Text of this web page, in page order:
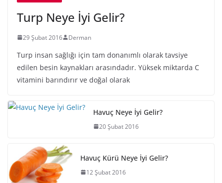
Turp Neye İyi Gelir?
29 Şubat 2016 Derman
Turp insan sağlığı için tam donanımlı olarak tavsiye
edilen besin kaynakları arasındadır. Yüksek miktarda C
vitamini barındırır ve doğal olarak
Havuç Neye İyi Gelir?
20 Şubat 2016
Havuç Kürü Neye İyi Gelir?
12 Şubat 2016